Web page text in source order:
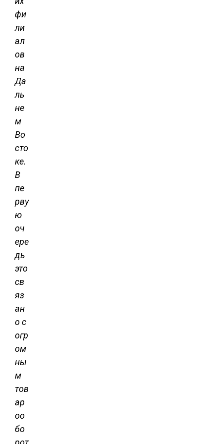
фи
ли
ал
ов
на
Да
ль
не
м
Во
сто
ке.
В
пе
рву
ю
оч
ере
дь
это
св
яз
ан
о с
огр
ом
ны
м
тов
ар
оо
бо